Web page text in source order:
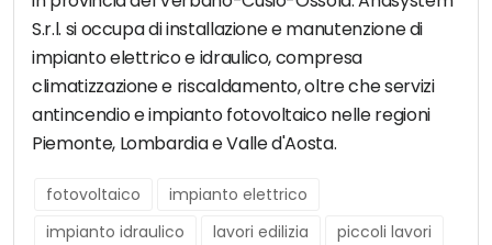
S.r.l. si occupa di installazione e manutenzione di
impianto elettrico e idraulico, compresa
climatizzazione e riscaldamento, oltre che servizi
antincendio e impianto fotovoltaico nelle regioni
Piemonte, Lombardia e Valle d'Aosta.
fotovoltaico
impianto elettrico
impianto idraulico
lavori edilizia
piccoli lavori